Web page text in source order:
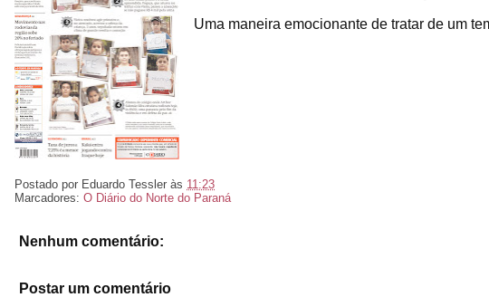
Uma maneira emocionante de tratar de um
Postado por Eduardo Tessler às 11:23
Marcadores: O Diário do Norte do Paraná
Nenhum comentário:
Postar um comentário